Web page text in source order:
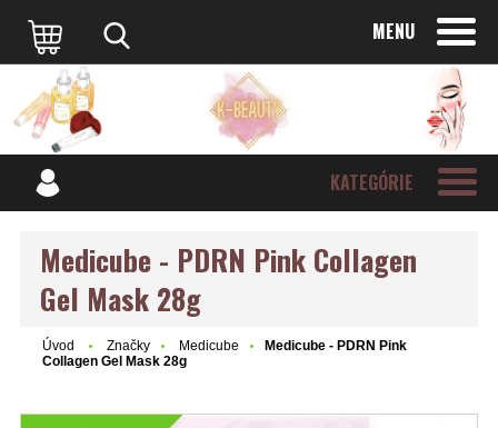
MENU
KATEGÓRIE
Medicube - PDRN Pink Collagen
Gel Mask 28g
Úvod Značky Medicube
Medicube - PDRN Pink
Collagen Gel Mask 28g